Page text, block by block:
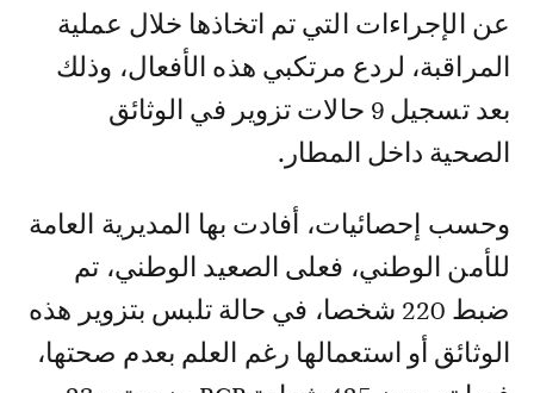
عن الإجراءات التي تم اتخاذها خلال عملية
المراقبة، لردع مرتكبي هذه الأفعال، وذلك
بعد تسجيل 9 حالات تزوير في الوثائق
الصحية داخل المطار.
وحسب إحصائيات، أفادت بها المديرية العامة
للأمن الوطني، فعلى الصعيد الوطني، تم
ضبط 220 شخصا، في حالة تلبس بتزوير هذه
الوثائق أو استعمالها رغم العلم بعدم صحتها،